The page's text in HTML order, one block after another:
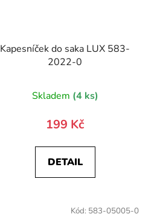
Kapesníček do saka LUX 583-
2022-0
Skladem (4 ks)
199 Kč
DETAIL
Kód: 583-05005-0